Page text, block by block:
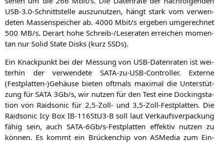
USB‑3.0‑Schnittstelle aus­zu­nut­zen, hängt stark vom ver­wen­
de­ten Mas­sen­spei­cher ab. 4000 Mbit/s erge­ben umge­rech­net
500 MB/s. Der­art hohe Schreib-/Le­se­ra­ten errei­chen momen­
tan nur Solid Sta­te Disks (kurz SSDs).
Ein Knack­punkt bei der Mes­sung von USB-Daten­ra­ten ist wei­
ter­hin der ver­wen­de­te SATA-zu-USB-Con­trol­ler. Exter­ne
(Festplatten-)Gehäuse bie­ten oft­mals maxi­mal die Unter­stüt­
zung fürSATA 3Gb/s, wir nut­zen für den Test eine Docking­sta­
ti­on von Raidso­nic für 2,5‑Zoll- und 3,5‑Zoll-Festplatten. Die
Raidso­nic Icy Box IB-116S­tU3‑B soll laut Ver­kaufs­ver­pa­ckung
fähig sein, auch SATA-6Gb/s‑­Fest­plat­ten effek­tiv nut­zen zu
kön­nen. Es kommt ein Brü­cken­chip von ASMe­dia zum Ein­